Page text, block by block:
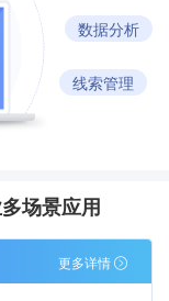
数据分析
线索管理
场景应用
更多详情